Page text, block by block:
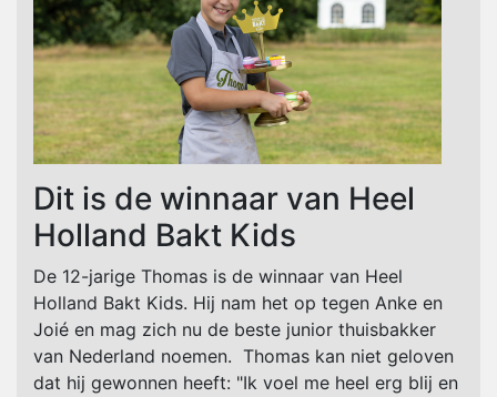
Dit is de winnaar van Heel
Holland Bakt Kids
De 12-jarige Thomas is de winnaar van Heel
Holland Bakt Kids. Hij nam het op tegen Anke en
Joié en mag zich nu de beste junior thuisbakker
van Nederland noemen. Thomas kan niet geloven
dat hij gewonnen heeft: "Ik voel me heel erg blij en